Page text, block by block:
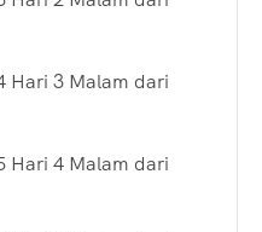
Hari 3 Malam dari
Hari 4 Malam dari